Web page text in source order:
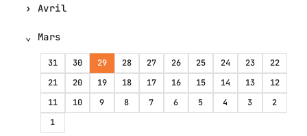
Avril
Mars
31 30 29 28 27 26 25 24 23
22
21
20 19 18 17 16 15 14 13
12
11
10 9 8 7 6 5 4 3
2
1